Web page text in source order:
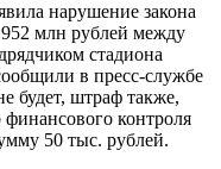
нарушение закона
млн рублей между
стадиона
в пресс-службе
будет, штраф также,
финансового контроля
50 тыс. рублей.